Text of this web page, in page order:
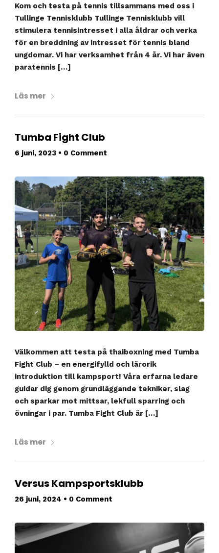
Kom och testa på tennis tillsammans med oss i
Tullinge Tennisklubb Tullinge Tennisklubb vill
stimulera tennisintresset i alla åldrar och verka
för en breddning av intresset för tennis bland
ungdomar. Vi har verksamhet från 4 år. Vi har även
paratennis […]
Läs mer
Tumba Fight Club
6 juni, 2023 • 0 Comment
Välkommen att testa på thaiboxning med Tumba
Fight Club – en energifylld och lärorik
introduktion till kampsport! Våra erfarna ledare
guidar dig genom grundläggande tekniker, slag
och sparkar mot mittsar, lekfull sparring och
övningar i par. Tumba Fight Club är […]
Läs mer
Versus Kampsportsklubb
26 juni, 2024 • 0 Comment